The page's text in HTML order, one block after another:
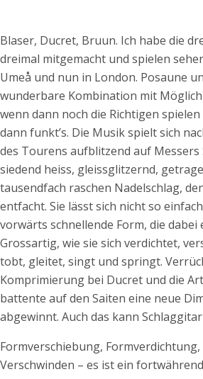
Blaser, Ducret, Bruun. Ich habe die
dreimal mitgemacht und spielen
Umeå und nun in London. Posaune
wunderbare Kombination mit
wenn dann noch die Richtigen spielen
dann funkt’s. Die Musik spielt sich
des Tourens aufblitzend auf Messers
siedend heiss, gleissglitzernd,
tausendfach raschen Nadelschlag,
entfacht. Sie lässt sich nicht so
vorwärts schnellende Form, die dabei
Grossartig, wie sie sich verdichtet,
tobt, gleitet, singt und springt.
Komprimierung bei Ducret und die
battente auf den Saiten eine neue
abgewinnt. Auch das kann
Formverschiebung,
Verschwinden – es ist ein